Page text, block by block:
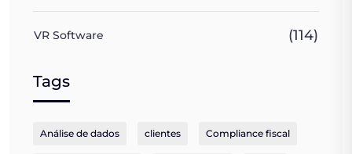
VR Software (114)
Tags
Análise de dados clientes Compliance fiscal